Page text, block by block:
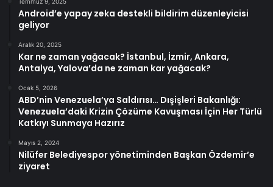
Android’e yapay zeka destekli bildirim düzenleyicisi
geliyor
Aralık 20, 2025
Kar ne zaman yağacak? İstanbul, İzmir, Ankara,
Antalya, Yalova’da ne zaman kar yağacak?
Ocak 5, 2026
ABD’nin Venezuela’ya Saldırısı… Dışişleri Bakanlığı:
Venezuela’daki Krizin Çözüme Kavuşması İçin Her Türlü
Katkıyı Sunmaya Hazırız
Mayıs 2, 2024
Nilüfer Belediyespor yönetiminden Başkan Özdemir’e
ziyaret